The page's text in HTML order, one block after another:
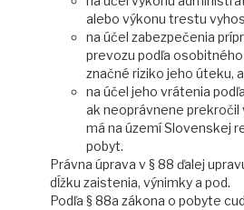
alebo výkonu trestu
na účel zabezpečenia
prevozu podľa
značné riziko jeho úteku,
na účel jeho vrátenia
ak neoprávnene prekročil
má na území Slovenskej
pobyt.
Právna úprava v § 88 ďalej
dĺžku zaistenia, výnimky a pod.
Podľa § 88a zákona o pobyte